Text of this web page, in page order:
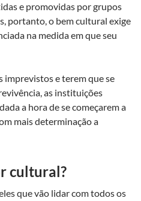
e promovidas por grupos
portanto, o bem cultural exige
na medida em que seu
imprevistos e terem que se
as instituições
a hora de se começarem a
mais determinação a
cultural?
que vão lidar com todos os